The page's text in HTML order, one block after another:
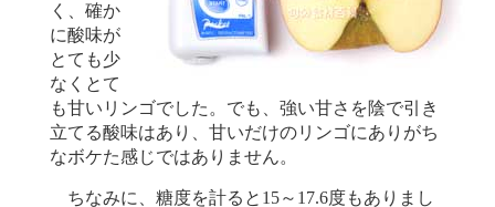
く、確か
に酸味が
とても少
なくとて
も甘いリンゴでした。でも、強い甘さを陰で引き
立てる酸味はあり、甘いだけのリンゴにありがち
なボケた感じではありません。
ちなみに、糖度を計ると15～17.6度もありまし